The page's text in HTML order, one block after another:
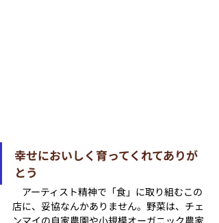
幸せにおいしく育ってくれてありが
とう
アーティスト精神で「食」に取り組むこの
店に、妥協なんかありません。野菜は、チェ